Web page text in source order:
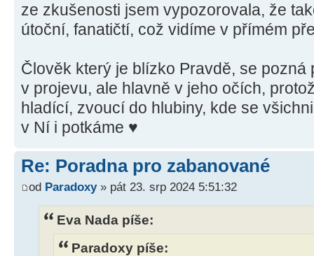
ze zkušenosti jsem vypozorovala, že
útoční, fanatičtí, což vidíme v přímém
Člověk který je blízko Pravdě, se pozná
v projevu, ale hlavně v jeho očích,
hladící, zvoucí do hlubiny, kde se
v Ní i potkáme ♥
Re: Poradna pro zabanované
od Paradoxy» pát 23. srp 2024 5:51:32
Eva Nada píše:
Paradoxy píše: